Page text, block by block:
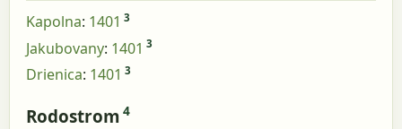
Kapolna: 1401 3
Jakubovany: 1401 3
Drienica: 1401 3
Rodostrom 4